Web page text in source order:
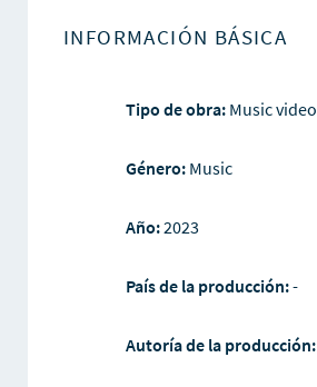
INFORMACIÓN BÁSICA
Tipo de obra:Music video
Género:Music
Año:2023
País de la producción:-
Autoría de la producción: